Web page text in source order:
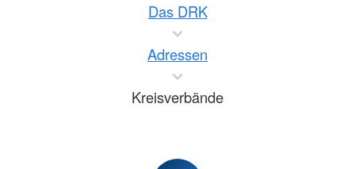
Das DRK
Adressen
Kreisverbände